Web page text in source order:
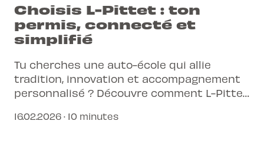
Choisis L-Pittet : ton
permis, connecté et
simplifié
Tu cherches une auto-école qui allie
tradition, innovation et accompagnement
personnalisé ? Découvre comment L-Pittet
conduire.
16.02.2026 · 10 minutes